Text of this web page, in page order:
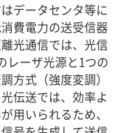
データセンタ等に
費電力の送受信器
光通信では、光信
レーザ光源と1つの
方式（強度変調）
伝送では、効率よ
用いられるため、